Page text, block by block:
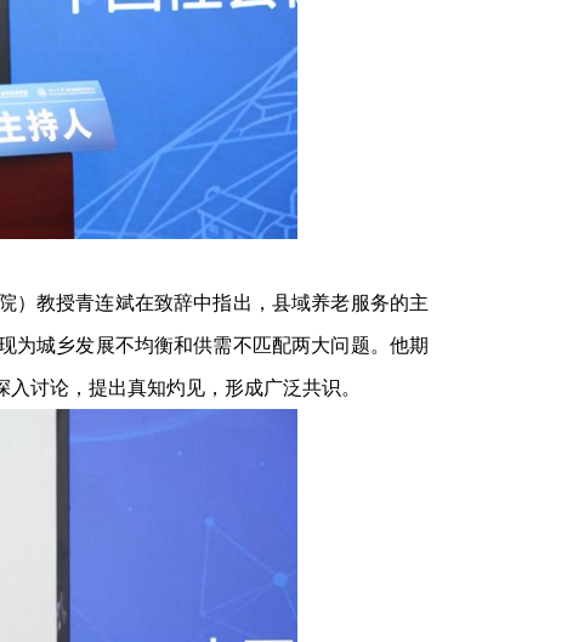
）教授青连斌在致辞中指出，县域养老服务的主
为城乡发展不均衡和供需不匹配两大问题。他期
讨论，提出真知灼见，形成广泛共识。